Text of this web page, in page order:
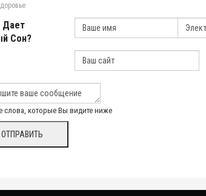
Дает
Сон?
слова, которые Вы видите ниже